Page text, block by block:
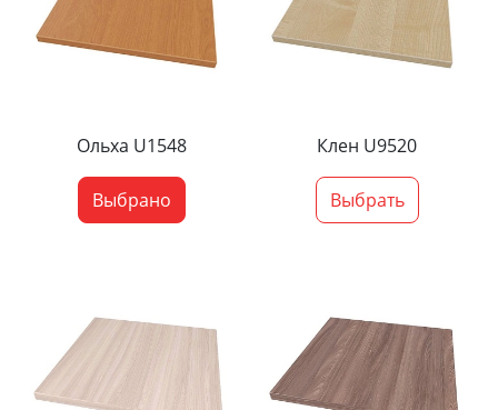
Ольха U1548
Выбрано
Клен U9520
Выбрать